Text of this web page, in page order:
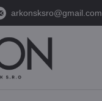
arkonsksro@gmail.com